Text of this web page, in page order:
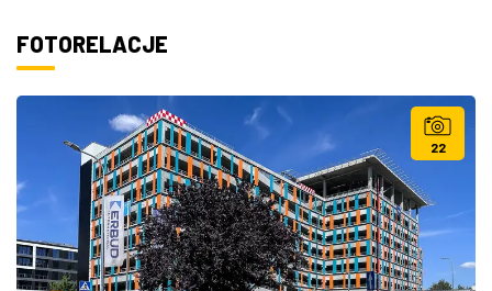
FOTORELACJE
22